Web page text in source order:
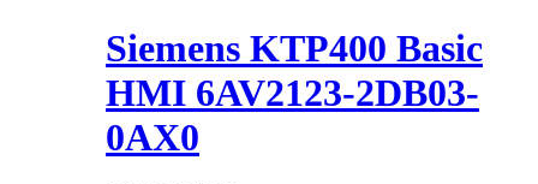
Siemens KTP400 Basic
HMI 6AV2123-2DB03-
0AX0